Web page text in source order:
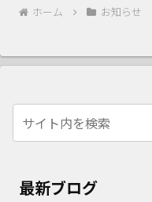
ホーム お知らせ
最新ブログ